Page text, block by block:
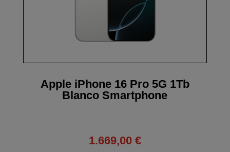
Apple iPhone 16 Pro 5G 1Tb
Blanco Smartphone
1.669,00 €